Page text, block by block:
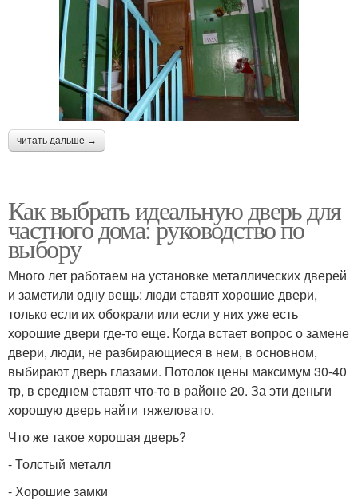
читать дальше →
Как выбрать идеальную дверь для
частного дома: руководство по
выбору
Много лет работаем на установке металлических дверей
и заметили одну вещь: люди ставят хорошие двери,
только если их обокрали или если у них уже есть
хорошие двери где-то еще. Когда встает вопрос о замене
двери, люди, не разбирающиеся в нем, в основном,
выбирают дверь глазами. Потолок цены максимум 30-40
тр, в среднем ставят что-то в районе 20. За эти деньги
хорошую дверь найти тяжеловато.
Что же такое хорошая дверь?
- Толстый металл
- Хорошие замки